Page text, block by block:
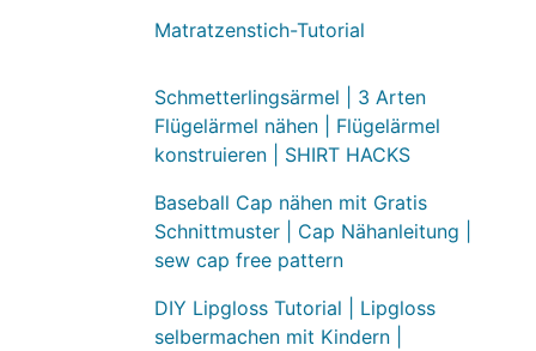
Matratzenstich-Tutorial
Schmetterlingsärmel | 3 Arten
Flügelärmel nähen | Flügelärmel
konstruieren | SHIRT HACKS
Baseball Cap nähen mit Gratis
Schnittmuster | Cap Nähanleitung |
sew cap free pattern
DIY Lipgloss Tutorial | Lipgloss
selbermachen mit Kindern |